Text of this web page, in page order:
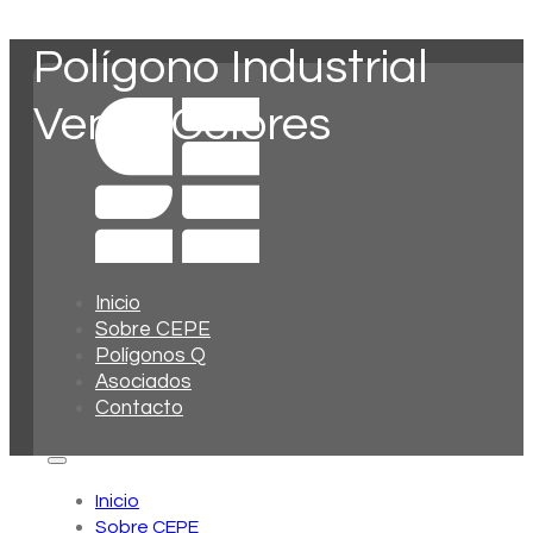
Inicio
Sobre CEPE
Polígonos Q
Asociados
Contacto
Inicio
Sobre CEPE
Polígono Industrial
Venta Colores